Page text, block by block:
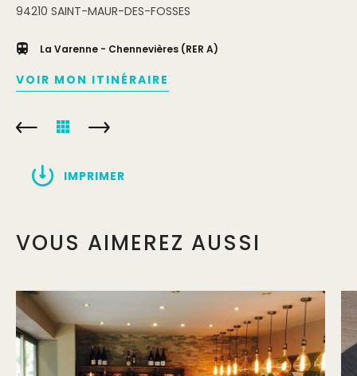
94210 SAINT-MAUR-DES-FOSSES
La Varenne - Chennevières (RER A)
VOIR MON ITINÉRAIRE
IMPRIMER
VOUS AIMEREZ AUSSI